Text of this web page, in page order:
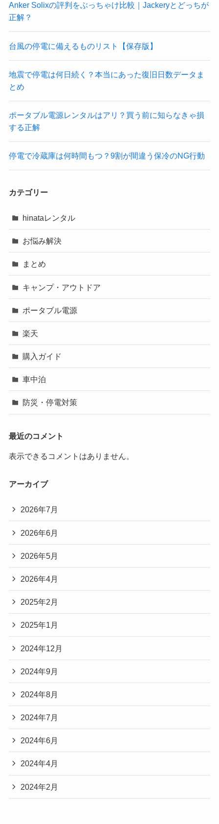
Anker Solixの評判をぶっちゃけ比較｜Jackeryとどっちが
正解？
台風の停電に備えるものリスト【保存版】
地震で停電は何日続く？本当にあった復旧日数データま
とめ
ポータブル電源レンタルはアリ？買う前に知らなきゃ損
する正解
停電で冷蔵庫は何時間もつ？9割が間違う保冷のNG行動
カテゴリー
hinataレンタル
お悩み解決
まとめ
キャンプ・アウトドア
ポータブル電源
楽天
購入ガイド
車中泊
防災・停電対策
最近のコメント
表示できるコメントはありません。
アーカイブ
2026年7月
2026年6月
2026年5月
2026年4月
2025年2月
2025年1月
2024年12月
2024年9月
2024年8月
2024年7月
2024年6月
2024年4月
2024年2月